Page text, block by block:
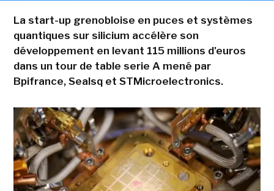
La start-up grenobloise en puces et systèmes
quantiques sur silicium accélère son
développement en levant 115 millions d'euros
dans un tour de table serie A mené par
Bpifrance, Sealsq et STMicroelectronics.